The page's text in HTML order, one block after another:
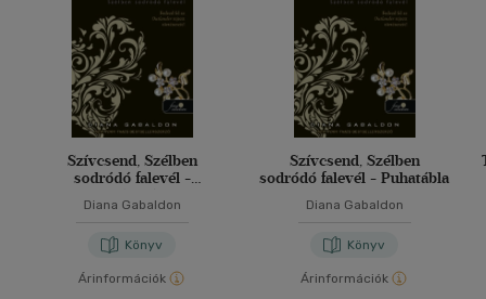
Szívcsend, Szélben
sodródó falevél -
Diana Gabaldon
Könyv
Árinformációk
Szívcsend, Szélben
sodródó falevél - Puhatábla
Diana Gabaldon
Könyv
Árinformációk